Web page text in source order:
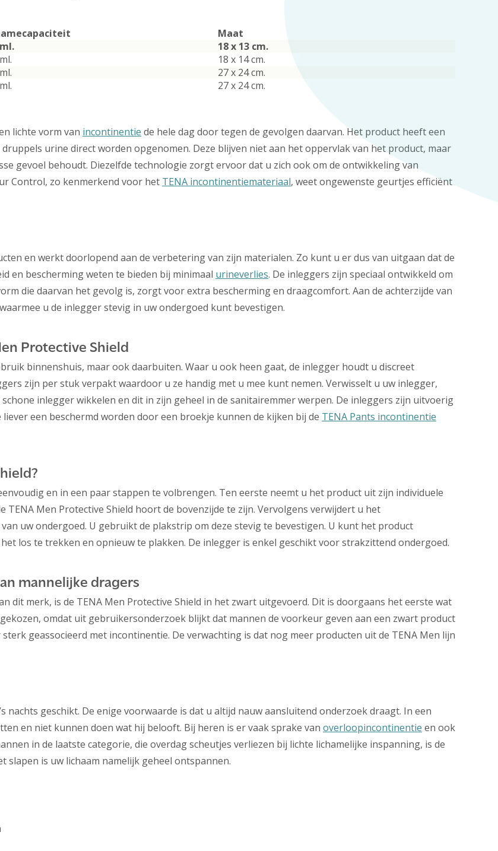
Maat
18 x 13 cm.
18 x 14 cm.
27 x 24 cm.
27 x 24 cm.
lichte vorm van incontinentie de hele dag door tegen de gevolgen daarvan. Het product heeft een
urine direct worden opgenomen. Deze blijven niet aan het oppervlak van het product, maar
gevoel behoudt. Diezelfde technologie zorgt ervoor dat u zich ook om de ontwikkeling van
Control, zo kenmerkend voor het TENA incontinentiemateriaal, weet ongewenste geurtjes efficiënt
en werkt doorlopend aan de verbetering van zijn materialen. Zo kunt u er dus van uitgaan dat de
en bescherming weten te bieden bij minimaal urineverlies. De inleggers zijn speciaal ontwikkeld om
die daarvan het gevolg is, zorgt voor extra bescherming en draagcomfort. Aan de achterzijde van
u de inlegger stevig in uw ondergoed kunt bevestigen.
Protective Shield
binnenshuis, maar ook daarbuiten. Waar u ook heen gaat, de inlegger houdt u discreet
zijn per stuk verpakt waardoor u ze handig met u mee kunt nemen. Verwisselt u uw inlegger,
inlegger wikkelen en dit in zijn geheel in de sanitairemmer werpen. De inleggers zijn uitvoerig
een beschermd worden door een broekje kunnen de kijken bij de TENA Pants incontinentie
en in een paar stappen te volbrengen. Ten eerste neemt u het product uit zijn individuele
Men Protective Shield hoort de bovenzijde te zijn. Vervolgens verwijdert u het
uw ondergoed. U gebruikt de plakstrip om deze stevig te bevestigen. U kunt het product
los te trekken en opnieuw te plakken. De inlegger is enkel geschikt voor strakzittend ondergoed.
mannelijke dragers
dit merk, is de TENA Men Protective Shield in het zwart uitgevoerd. Dit is doorgaans het eerste wat
omdat uit gebruikersonderzoek blijkt dat mannen de voorkeur geven aan een zwart product
geassocieerd met incontinentie. De verwachting is dat nog meer producten uit de TENA Men lijn
nachts geschikt. De enige voorwaarde is dat u altijd nauw aansluitend onderzoek draagt. In een
en niet kunnen doen wat hij belooft. Bij heren is er vaak sprake van overloopincontinentie en ook
in de laatste categorie, die overdag scheutjes verliezen bij lichte lichamelijke inspanning, is de
slapen is uw lichaam namelijk geheel ontspannen.